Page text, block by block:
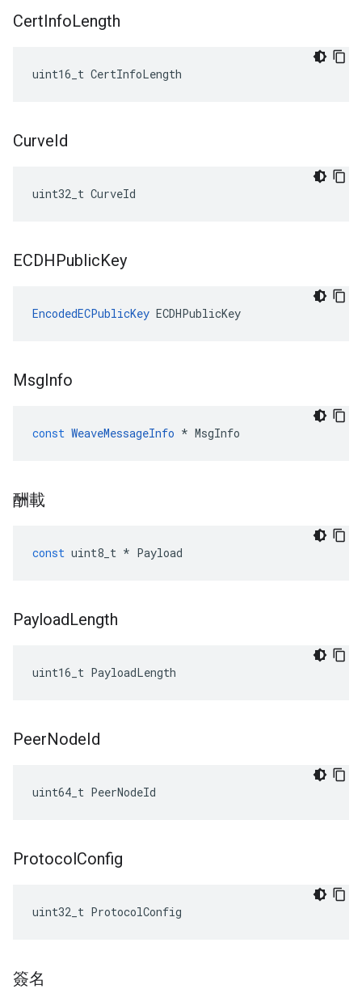
CertInfoLength
uint16_t CertInfoLength
CurveId
uint32_t CurveId
ECDHPublicKey
EncodedECPublicKey ECDHPublicKey
MsgInfo
const WeaveMessageInfo * MsgInfo
酬載
const uint8_t * Payload
PayloadLength
uint16_t PayloadLength
PeerNodeId
uint64_t PeerNodeId
ProtocolConfig
uint32_t ProtocolConfig
簽名